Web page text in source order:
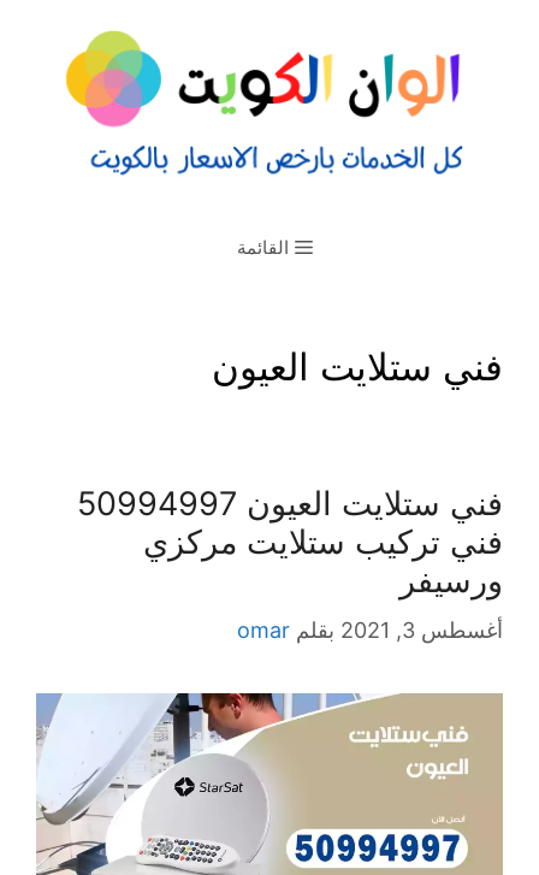
القائمة
فني ستلايت العيون
فني ستلايت العيون 50994997
فني تركيب ستلايت مركزي
ورسيفر
أغسطس 3, 2021 بقلم omar